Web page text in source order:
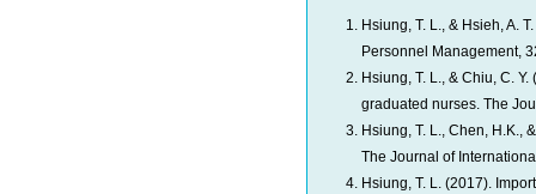
Hsiung, T. L., & Hsieh, A.
Personnel Management,
Hsiung, T. L., & Chiu, C.
graduated nurses. The
Hsiung, T. L., Chen, H.K.,
The Journal of
Hsiung, T. L. (2017).